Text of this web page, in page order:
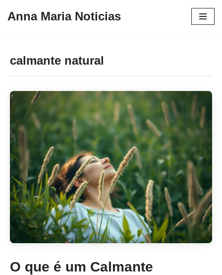
conteúdo
Anna Maria Noticias
calmante natural
O que é um Calmante